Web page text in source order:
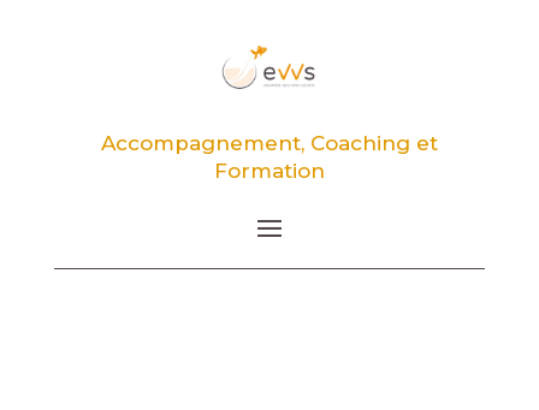
Accompagnement, Coaching et
Formation